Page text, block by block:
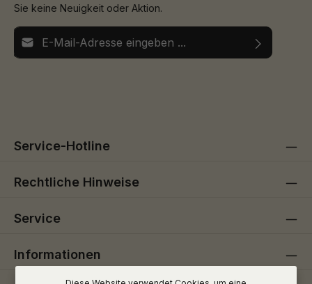
Sie keine Neuigkeit oder Aktion.
E-Mail-Adresse*
Service-Hotline
Rechtliche Hinweise
Service
Informationen